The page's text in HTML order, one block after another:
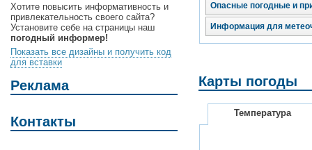
Хотите повысить информативность и
привлекательность своего сайта?
Установите себе на страницы наш
погодный информер!
Показать все дизайны и получить код
для вставки
Реклама
Контакты
Опасные погодные и
Информация для
Карты погоды
Температура